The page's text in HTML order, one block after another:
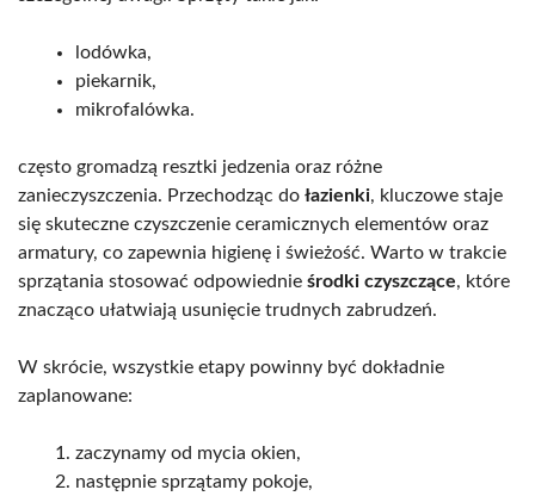
lodówka,
piekarnik,
mikrofalówka.
często gromadzą resztki jedzenia oraz różne
zanieczyszczenia. Przechodząc do łazienki, kluczowe staje
się skuteczne czyszczenie ceramicznych elementów oraz
armatury, co zapewnia higienę i świeżość. Warto w trakcie
sprzątania stosować odpowiednie środki czyszczące, które
znacząco ułatwiają usunięcie trudnych zabrudzeń.
W skrócie, wszystkie etapy powinny być dokładnie
zaplanowane:
zaczynamy od mycia okien,
następnie sprzątamy pokoje,